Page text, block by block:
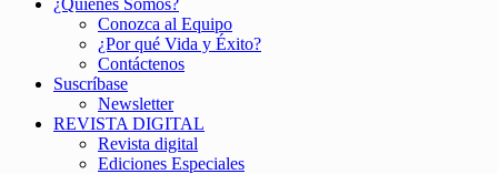
¿Quiénes Somos?
Conozca al Equipo
¿Por qué Vida y Éxito?
Contáctenos
Suscríbase
Newsletter
REVISTA DIGITAL
Revista digital
Ediciones Especiales